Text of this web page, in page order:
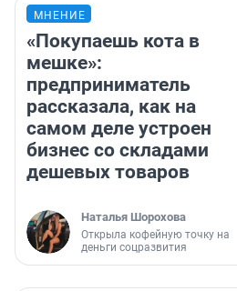
МНЕНИЕ
«Покупаешь кота в
мешке»:
предприниматель
рассказала, как на
самом деле устроен
бизнес со складами
дешевых товаров
Наталья Шорохова
Открыла кофейную точку на
деньги соцразвития